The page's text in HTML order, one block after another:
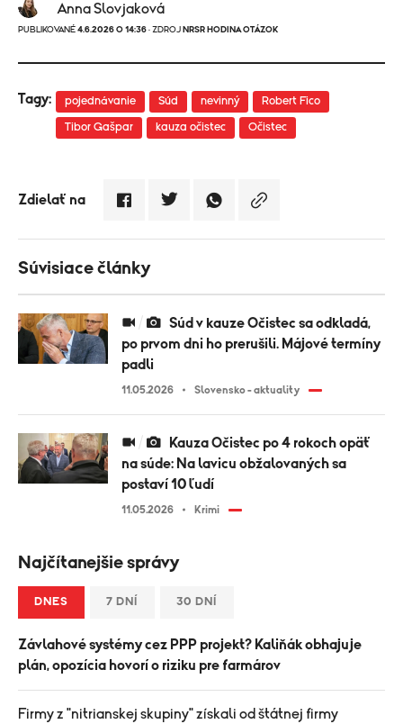
Anna Slovjaková
PUBLIKOVANÉ 4.6.2026 O 14:36 · ZDROJ NRSR HODINA OTÁZOK
Tagy: pojednávanie Súd nevinný Robert Fico
Tibor Gašpar kauza očistec Očistec
Zdielať na
Súvisiace články
po prvom dni ho prerušili. Májové termíny
padli
11.05.2026 Slovensko - aktuality
na súde: Na lavicu obžalovaných sa
postaví 10 ľudí
11.05.2026 Krimi
Najčítanejšie správy
DNES 7 DNÍ 30 DNÍ
Závlahové systémy cez PPP projekt? Kaliňák obhajuje
plán, opozícia hovorí o riziku pre farmárov
Firmy z "nitrianskej skupiny" získali od štátnej firmy